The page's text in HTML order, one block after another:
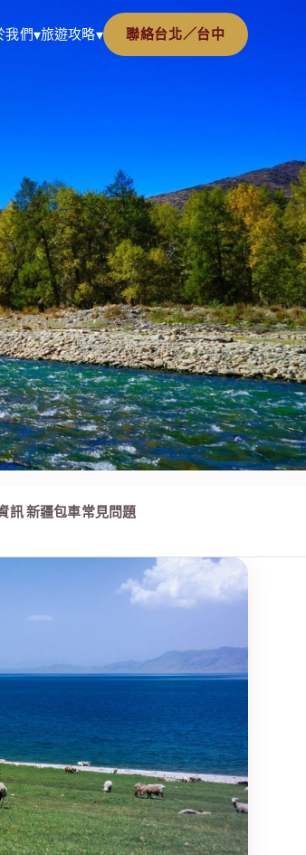
我們▾旅遊攻略▾ 聯絡台北／台中
訊新疆包車常見問題